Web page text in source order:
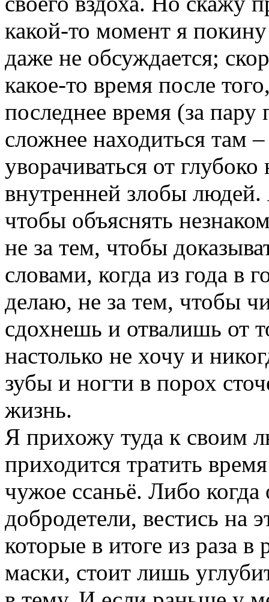
какой-то момент я
даже не обсуждается;
какое-то время после
последнее время (за пару
сложнее находиться там
уворачиваться от
внутренней злобы
чтобы объяснять
не за тем, чтобы
словами, когда из года в
делаю, не за тем, чтобы
сдохнешь и отвалишь от
настолько не хочу и
зубы и ногти в порох
жизнь.
Я прихожу туда к своим
приходится тратить
чужое ссаньё. Либо
добродетели, вестись на
которые в итоге из раза
маски, стоит лишь